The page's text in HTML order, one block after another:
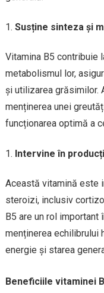
Susține sinteza și
Vitamina B5 contribuie
metabolismul lor,
și utilizarea grăsimilor.
menținerea unei
funcționarea optimă a
Intervine în
Această vitamină este
steroizi, inclusiv
B5 are un rol
menținerea echilibrului
energie și starea
Beneficiile vitaminei